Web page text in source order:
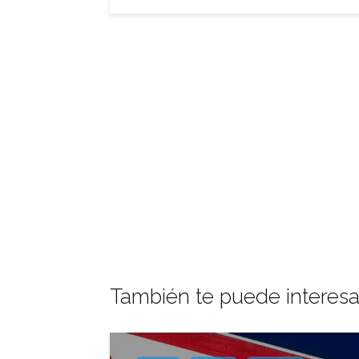
También te puede